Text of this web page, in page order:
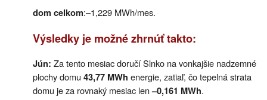
dom celkom:–1,229 MWh/mes.
Výsledky je možné zhrnúť takto:
Jún: Za tento mesiac doručí Slnko na vonkajšie nadzemné
plochy domu 43,77 MWh energie, zatiaľ, čo tepelná strata
domu je za rovnaký mesiac len–0,161 MWh.